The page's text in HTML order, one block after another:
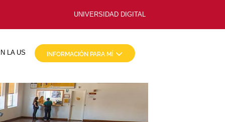
UNIVERSIDAD DIGITAL
LA US